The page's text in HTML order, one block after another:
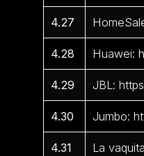
4.27
4.28 Huawei:
4.29 JBL:
4.30 Jumbo:
4.31 La